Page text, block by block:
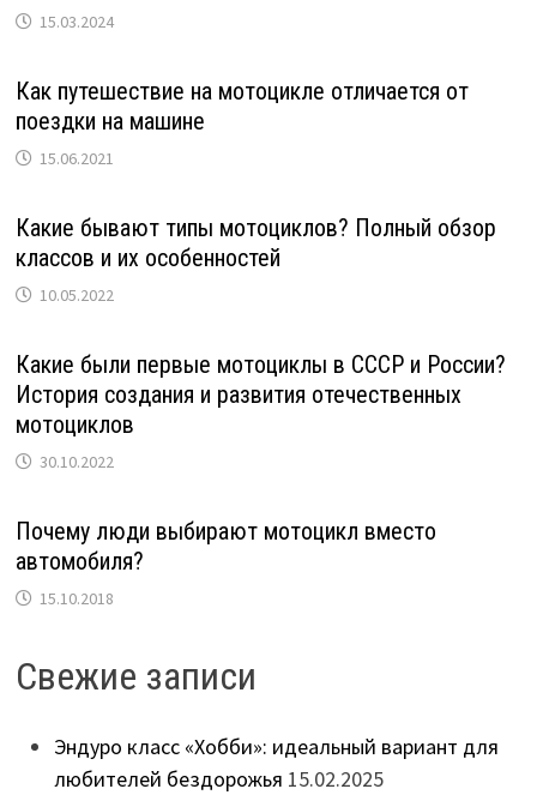
15.03.2024
Как путешествие на мотоцикле отличается от
поездки на машине
15.06.2021
Какие бывают типы мотоциклов? Полный обзор
классов и их особенностей
10.05.2022
Какие были первые мотоциклы в СССР и России?
История создания и развития отечественных
мотоциклов
30.10.2022
Почему люди выбирают мотоцикл вместо
автомобиля?
15.10.2018
Свежие записи
Эндуро класс «Хобби»: идеальный вариант для
любителей бездорожья 15.02.2025